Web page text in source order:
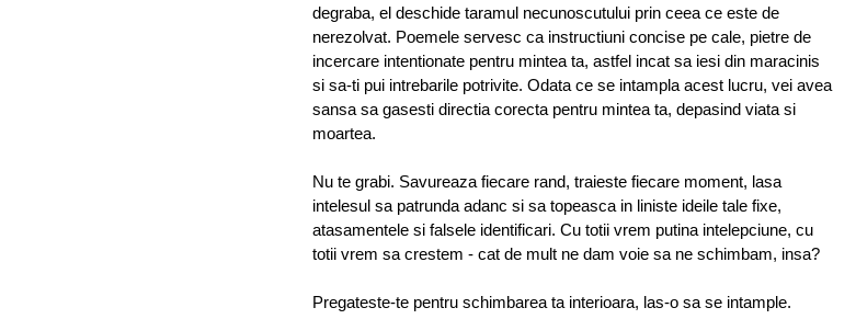
degraba, el deschide taramul necunoscutului prin ceea ce este de
nerezolvat. Poemele servesc ca instructiuni concise pe cale, pietre de
incercare intentionate pentru mintea ta, astfel incat sa iesi din maracinis
si sa-ti pui intrebarile potrivite. Odata ce se intampla acest lucru, vei avea
sansa sa gasesti directia corecta pentru mintea ta, depasind viata si
moartea.
Nu te grabi. Savureaza fiecare rand, traieste fiecare moment, lasa
intelesul sa patrunda adanc si sa topeasca in liniste ideile tale fixe,
atasamentele si falsele identificari. Cu totii vrem putina intelepciune, cu
totii vrem sa crestem - cat de mult ne dam voie sa ne schimbam, insa?
Pregateste-te pentru schimbarea ta interioara, las-o sa se intample.